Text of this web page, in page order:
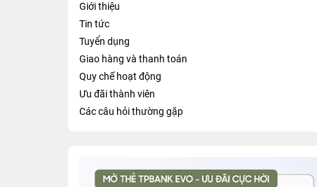
Giới thiệu
Tin tức
Tuyển dụng
Giao hàng và thanh toán
Quy chế hoạt động
Ưu đãi thành viên
Các câu hỏi thường gặp